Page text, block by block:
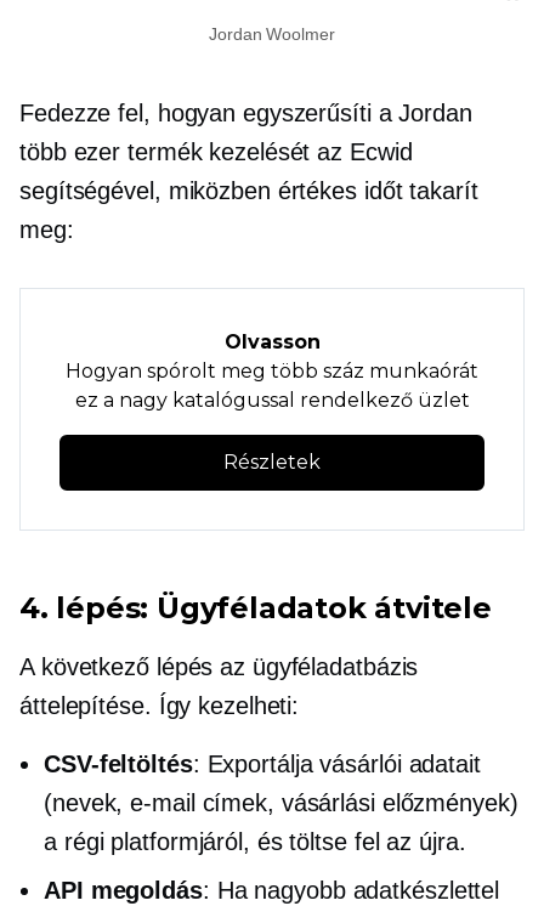
Jordan Woolmer
Fedezze fel, hogyan egyszerűsíti a Jordan
több ezer termék kezelését az Ecwid
segítségével, miközben értékes időt takarít
meg:
Olvasson
Hogyan spórolt meg több száz munkaórát
ez a nagy katalógussal rendelkező üzlet
Részletek
4. lépés: Ügyféladatok átvitele
A következő lépés az ügyféladatbázis
áttelepítése. Így kezelheti:
CSV-feltöltés: Exportálja vásárlói adatait
(nevek, e-mail címek, vásárlási előzmények)
a régi platformjáról, és töltse fel az újra.
API megoldás: Ha nagyobb adatkészlettel